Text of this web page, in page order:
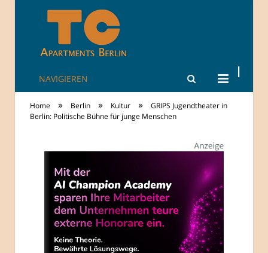
TheCity: Living
Apartments in
Berlin
NAVIGIEREN
Home » Berlin » Kultur »
GRIPS Jugendtheater in
Berlin: Politische Bühne für junge Menschen